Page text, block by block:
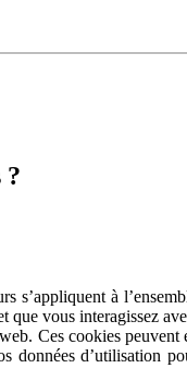
?
s’appliquent à
vous interagissez
Ces cookies
données d’utilisation